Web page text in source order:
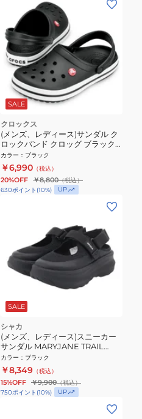
SALE
クロックス
(メンズ、レディース)サンダル ク
ロックバンド クロッグ ブラック
11016-001
カラー ： ブラック
￥6,990 （税込）
20%OFF ￥8,800（税込）
630ポイント (10%) UP
SALE
シャカ
(メンズ、レディース)スニーカー
サンダル MARYJANE TRAIL
CHUNKY GES ブラック SK-
326V2 BLACK
カラー ： ブラック
￥8,349 （税込）
15%OFF ￥9,900（税込）
750ポイント (10%) UP